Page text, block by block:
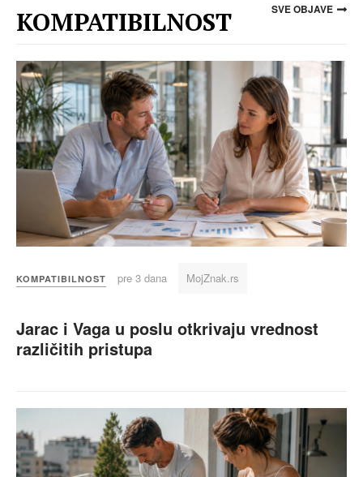
KOMPATIBILNOST SVE OBJAVE
KOMPATIBILNOST pre 3 dana MojZnak.rs
Jarac i Vaga u poslu otkrivaju vrednost
različitih pristupa